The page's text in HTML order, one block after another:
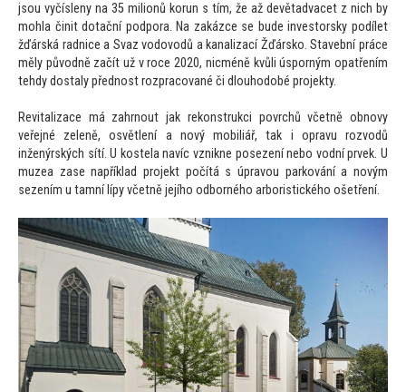
jsou vyčísleny na 35 milionů korun s tím, že až devětadvacet z nich by
mohla činit dotační podpora. Na zakázce se bude investorsky podílet
žďárská radnice a Svaz vodovodů a kanalizací Žďársko. Stavební práce
měly původně začít už v roce 2020, nicméně kvůli úsporným opatřením
tehdy dostaly přednost rozpracované či dlouhodobé projekty.
Revitalizace má zahrnout jak rekonstrukci povrchů včetně obnovy
veřejné zeleně, osvětlení a nový mobiliář, tak i opravu rozvodů
inženýrských sítí. U kostela navíc vznikne posezení nebo vodní prvek. U
muzea zase například projekt počítá s úpravou parkování a novým
sezením u tamní lípy včetně jejího odborného arboristického ošetření.